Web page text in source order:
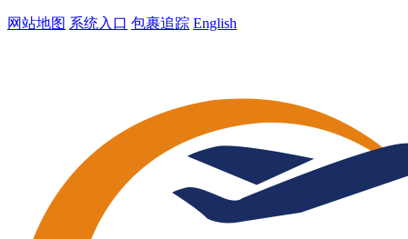
网站地图 系统入口 包裹追踪 English